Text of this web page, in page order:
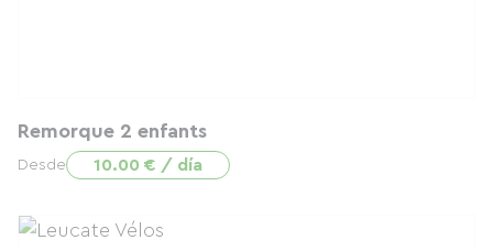
Remorque 2 enfants
Desde 10.00 € / día